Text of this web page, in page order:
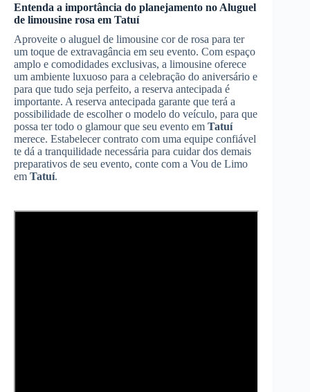
Entenda a importância do planejamento no Aluguel
de limousine rosa em Tatuí
Aproveite o aluguel de limousine cor de rosa para ter
um toque de extravagância em seu evento. Com espaço
amplo e comodidades exclusivas, a limousine oferece
um ambiente luxuoso para a celebração do aniversário e
para que tudo seja perfeito, a reserva antecipada é
importante. A reserva antecipada garante que terá a
possibilidade de escolher o modelo do veículo, para que
possa ter todo o glamour que seu evento em Tatuí
merece. Estabelecer contrato com uma equipe confiável
te dá a tranquilidade necessária para cuidar dos demais
preparativos de seu evento, conte com a Vou de Limo
em Tatuí.